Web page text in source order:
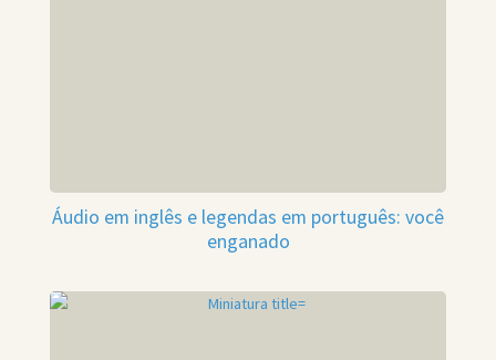
Áudio em inglês e legendas em português: você
enganado